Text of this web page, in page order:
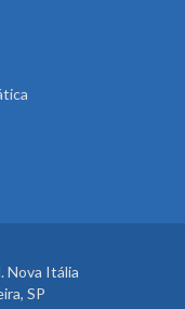
Nova Itália
SP